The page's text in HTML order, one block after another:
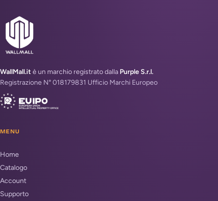
WallMall.it è un marchio registrato dalla Purple S.r.l.
Registrazione N° 018179831 Ufficio Marchi Europeo
MENU
Home
Catalogo
Account
Supporto